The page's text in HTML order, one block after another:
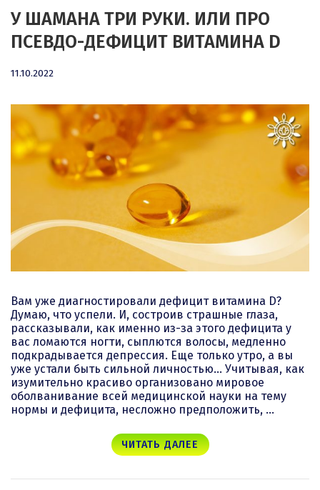
У ШАМАНА ТРИ РУКИ. ИЛИ ПРО
ПСЕВДО-ДЕФИЦИТ ВИТАМИНА D
11.10.2022
Вам уже диагностировали дефицит витамина D?
Думаю, что успели. И, состроив страшные глаза,
рассказывали, как именно из-за этого дефицита у
вас ломаются ногти, сыплются волосы, медленно
подкрадывается депрессия. Еще только утро, а вы
уже устали быть сильной личностью… Учитывая, как
изумительно красиво организовано мировое
оболванивание всей медицинской науки на тему
нормы и дефицита, несложно предположить, …
ЧИТАТЬ ДАЛЕЕ